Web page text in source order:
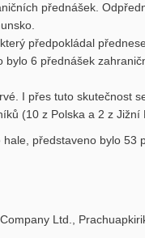
přednášek.
předpokládal
6 přednášek
I přes tuto skutečnost
(10 z Polska a 2 z Jižní
představeno bylo 53
Ltd.,